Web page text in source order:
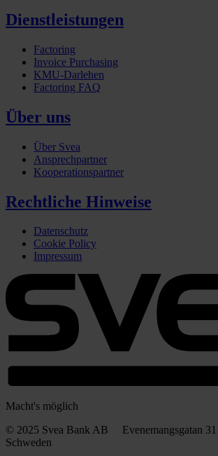
Dienstleistungen
Factoring
Invoice Purchasing
KMU-Darlehen
Factoring FAQ
Über uns
Über Svea
Ansprechpartner
Kooperationspartner
Rechtliche Hinweise
Datenschutz
Cookie Policy
Impressum
Macht's möglich
© 2025 Svea Bank AB Evenemangsgatan
Schweden